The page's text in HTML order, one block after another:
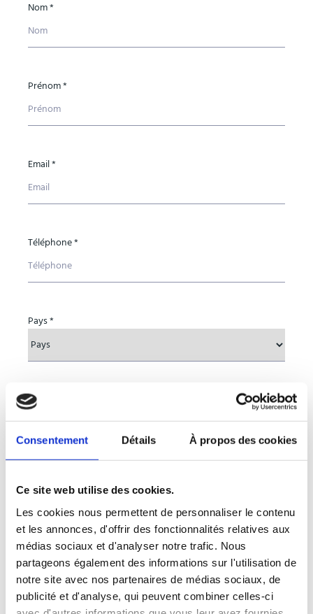
Consentement Détails À propos des cookies
Ce site web utilise des cookies.
Les cookies nous permettent de personnaliser le contenu
et les annonces, d'offrir des fonctionnalités relatives aux
médias sociaux et d'analyser notre trafic. Nous
partageons également des informations sur l'utilisation de
notre site avec nos partenaires de médias sociaux, de
publicité et d'analyse, qui peuvent combiner celles-ci
Nom *
Prénom *
Email *
Téléphone *
Pays *
Entreprise *
Message *